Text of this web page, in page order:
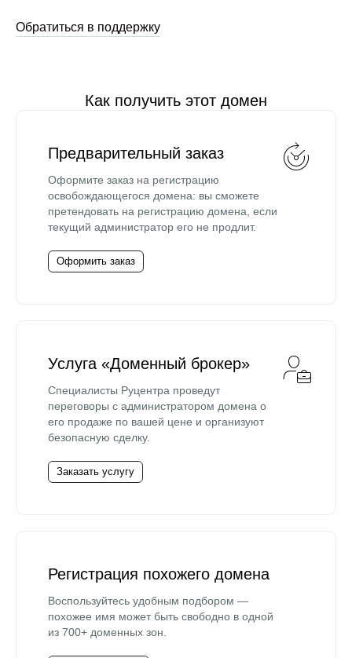
Обратиться в поддержку
Как получить этот домен
Предварительный заказ
Оформите заказ на регистрацию
освобождающегося домена: вы сможете
претендовать на регистрацию домена, если
текущий администратор его не продлит.
Оформить заказ
Услуга «Доменный брокер»
Специалисты Руцентра проведут
переговоры с администратором домена о
его продаже по вашей цене и организуют
безопасную сделку.
Заказать услугу
Регистрация похожего домена
Воспользуйтесь удобным подбором —
похожее имя может быть свободно в одной
из 700+ доменных зон.